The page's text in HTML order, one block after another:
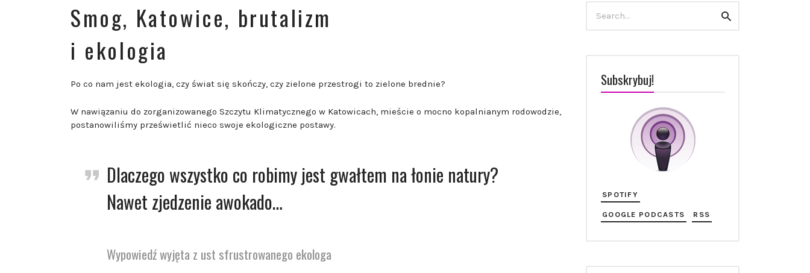
Smog, Katowice, brutalizm
i ekologia
Po co nam jest ekologia, czy świat się skończy, czy zielone przestrogi to zielone brednie?
W nawiązaniu do zorganizowanego Szczytu Klimatycznego w Katowicach, mieście o mocno kopalnianym rodowodzie,
postanowiliśmy prześwietlić nieco swoje ekologiczne postawy.
Dlaczego wszystko co robimy jest gwałtem na łonie natury?
Nawet zjedzenie awokado…
Wypowiedź wyjęta z ust sfrustrowanego ekologa
szukaj
Subskrybuj!
SPOTIFY
GOOGLE PODCASTS RSS